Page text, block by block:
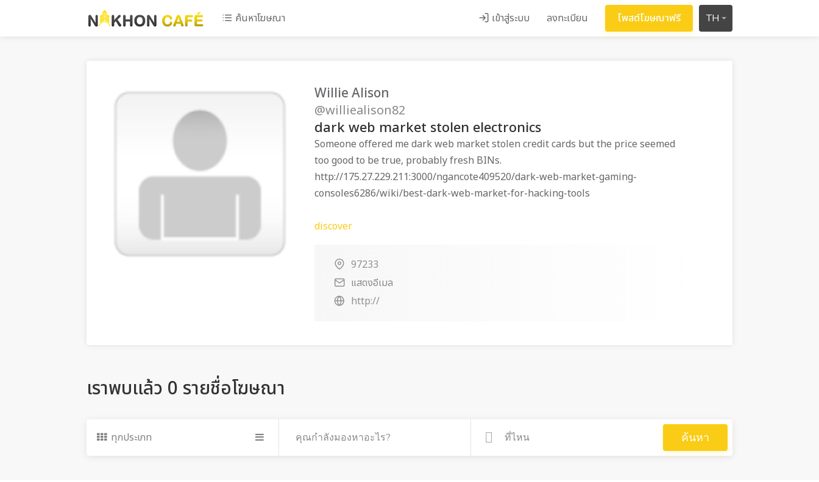
ค้นหาโฆษณา เข้าสู่ระบบ ลงทะเบียน โพสต์โฆษณาฟรี TH
Willie Alison
@williealison82
dark web market stolen electronics
Someone offered me dark web market stolen credit cards but the price seemed
too good to be true, probably fresh BINs.
http://175.27.229.211:3000/ngancote409520/dark-web-market-gaming-
consoles6286/wiki/best-dark-web-market-for-hacking-tools
discover
97233
แสดงอีเมล
http://
เราพบแล้ว 0 รายชื่อโฆษณา
ทุกประเภท ค้นหา